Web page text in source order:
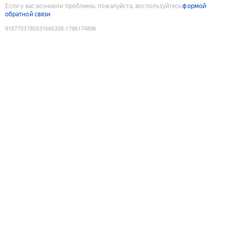
Если у вас возникли проблемы, пожалуйста, воспользуйтесьформой
обратной связи
9187703785831666338:1786174896